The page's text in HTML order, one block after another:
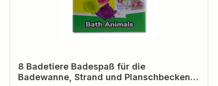
8 Badetiere Badespaß für die
Badewanne, Strand und Planschbecken